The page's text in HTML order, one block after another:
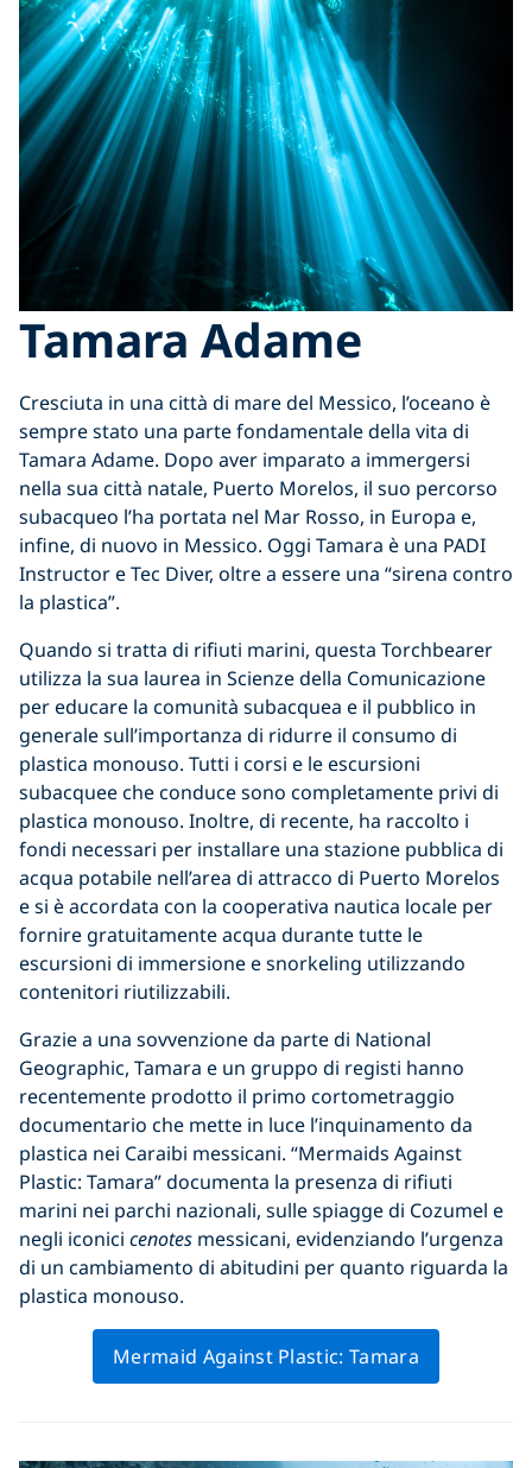
Tamara Adame
Cresciuta in una città di mare del Messico, l’oceano è
sempre stato una parte fondamentale della vita di
Tamara Adame. Dopo aver imparato a immergersi
nella sua città natale, Puerto Morelos, il suo percorso
subacqueo l’ha portata nel Mar Rosso, in Europa e,
infine, di nuovo in Messico. Oggi Tamara è una PADI
Instructor e Tec Diver, oltre a essere una “sirena contro
la plastica”.
Quando si tratta di rifiuti marini, questa Torchbearer
utilizza la sua laurea in Scienze della Comunicazione
per educare la comunità subacquea e il pubblico in
generale sull’importanza di ridurre il consumo di
plastica monouso. Tutti i corsi e le escursioni
subacquee che conduce sono completamente privi di
plastica monouso. Inoltre, di recente, ha raccolto i
fondi necessari per installare una stazione pubblica di
acqua potabile nell’area di attracco di Puerto Morelos
e si è accordata con la cooperativa nautica locale per
fornire gratuitamente acqua durante tutte le
escursioni di immersione e snorkeling utilizzando
contenitori riutilizzabili.
Grazie a una sovvenzione da parte di National
Geographic, Tamara e un gruppo di registi hanno
recentemente prodotto il primo cortometraggio
documentario che mette in luce l’inquinamento da
plastica nei Caraibi messicani. “Mermaids Against
Plastic: Tamara” documenta la presenza di rifiuti
marini nei parchi nazionali, sulle spiagge di Cozumel e
negli iconici cenotes messicani, evidenziando l’urgenza
di un cambiamento di abitudini per quanto riguarda la
plastica monouso.
Mermaid Against Plastic: Tamara